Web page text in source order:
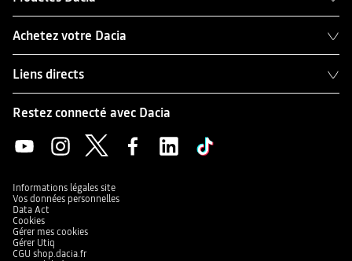
Achetez votre Dacia
Liens directs
Restez connecté avec Dacia
Informations légales site
Vos données personnelles
Data Act
Cookies
Gérer mes cookies
Gérer Utiq
CGU shop.dacia.fr